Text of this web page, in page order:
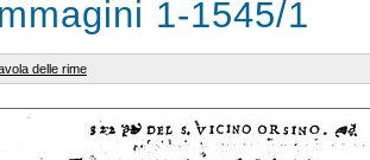
1-1545/1
delle rime